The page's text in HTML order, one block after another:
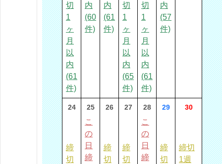
切
1
ヶ
月
以
内
(61
件)
内
(60
件)
内
(61
件)
切
1
ヶ
月
以
内
(65
件)
切
1
ヶ
月
以
内
(61
件)
内
(57
件)
24
締
切
25
こ
の
日
締
26
締
切
27
締
切
28
こ
の
日
締
29
締
切
30
締切
1週